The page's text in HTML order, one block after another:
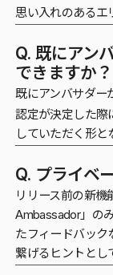
思い入れのあるエ
Q. 既にアン
できますか？
既にアンバサダー
認定が決定した際
していただく形と
Q. プライベ
リリース前の新機
Ambassador」の
たフィードバック
繋げるヒントとし